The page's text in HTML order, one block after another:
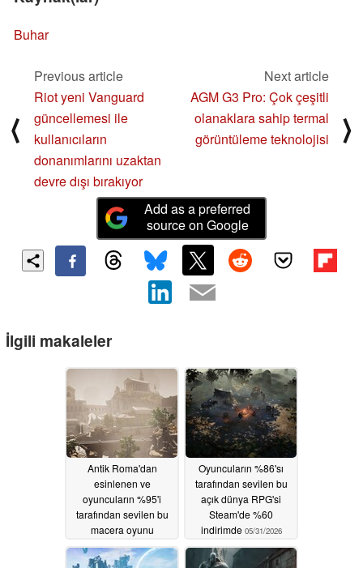
Buhar
⟨
Previous article
Riot yeni Vanguard
güncellemesi ile
kullanıcıların
donanımlarını uzaktan
devre dışı bırakıyor
Next article
AGM G3 Pro: Çok çeşitli
olanaklara sahip termal
görüntüleme teknolojisi
⟩
Add as a preferred
source on Google
İlgili makaleler
Antik Roma'dan
esinlenen ve
oyuncuların %95'i
tarafından sevilen bu
macera oyunu
Steam'de %75
indirimde06/02/2026
Oyuncuların %86'sı
tarafından sevilen bu
açık dünya RPG'si
Steam'de %60
indirimde 05/31/2026